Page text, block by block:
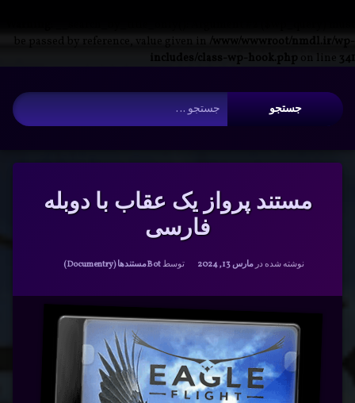
includes/class-wp-hook.php on line 341
محتوا
آرشیو
جستجو برای:
مستند پرواز یک عقاب با دوبله
فارسی
نوشته شده درمارس 13, 2024 توسطBotدسته بندی ها:
مستندها (Documentry)